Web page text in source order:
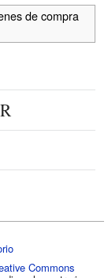
de compra
Commons